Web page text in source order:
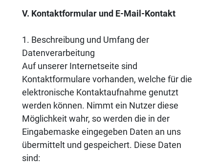
V. Kontaktformular und E-Mail-Kontakt
1. Beschreibung und Umfang der
Datenverarbeitung
Auf unserer Internetseite sind
Kontaktformulare vorhanden, welche für die
elektronische Kontaktaufnahme genutzt
werden können. Nimmt ein Nutzer diese
Möglichkeit wahr, so werden die in der
Eingabemaske eingegeben Daten an uns
übermittelt und gespeichert. Diese Daten
sind: